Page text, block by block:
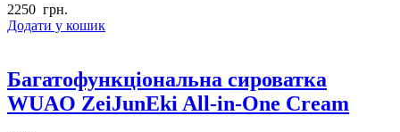
2250 грн.
Додати у кошик
Багатофункціональна сироватка
WUAO ZeiJunEki All-in-One Cream